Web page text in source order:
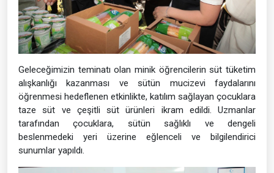
Geleceğimizin teminatı olan minik öğrencilerin süt tüketim
alışkanlığı kazanması ve sütün mucizevi faydalarını
öğrenmesi hedeflenen etkinlikte, katılım sağlayan çocuklara
taze süt ve çeşitli süt ürünleri ikram edildi. Uzmanlar
tarafından çocuklara, sütün sağlıklı ve dengeli
beslenmedeki yeri üzerine eğlenceli ve bilgilendirici
sunumlar yapıldı.